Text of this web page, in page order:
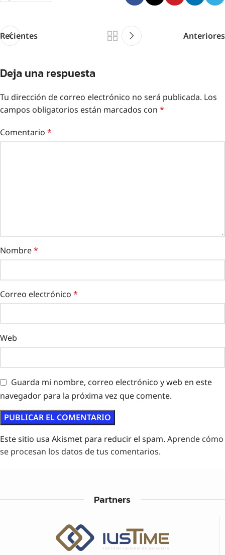
Recientes Anteriores
Deja una respuesta
Tu dirección de correo electrónico no será publicada. Los
campos obligatorios están marcados con *
Comentario *
Nombre*
Correo electrónico *
Web
Guarda mi nombre, correo electrónico y web en este
navegador para la próxima vez que comente.
Este sitio usa Akismet para reducir el spam. Aprende cómo
se procesan los datos de tus comentarios.
Partners